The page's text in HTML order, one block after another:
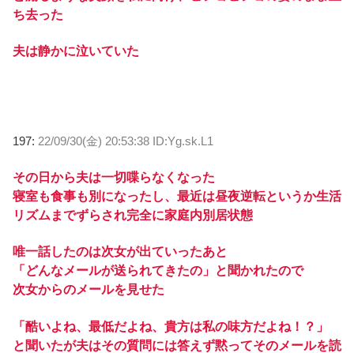
ち去った
夫は静かに泣いていた
197: 22/09/30(金) 20:53:38 ID:Yg.sk.L1
その日から夫は一切喋らなくなった
寝室も食事も別になったし、最近は昼夜逆転というか生活
リズムまでずらされ完全に家庭内別居状態
唯一話したのは次女が出ていったあと
「どんなメールが送られてきたの」と聞かれたので
次女からのメールを見せた
「酷いよね、最低だよね、貴方は私の味方だよね！？」
と聞いたが夫はその質問には答えず黙ってそのメールを読